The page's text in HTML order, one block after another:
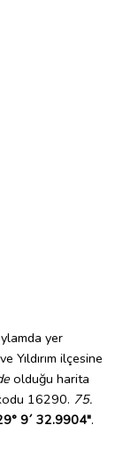
yer
Yıldırım ilçesine
olduğu harita
16290. 75.
9´ 32.9904".